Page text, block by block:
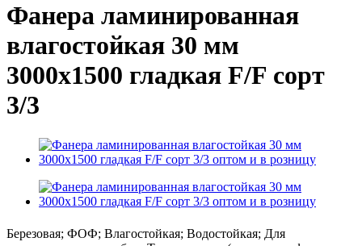
Фанера ламинированная
влагостойкая 30 мм
3000х1500 гладкая F/F сорт
3/3
Березовая; ФОФ; Влагостойкая; Водостойкая; Для